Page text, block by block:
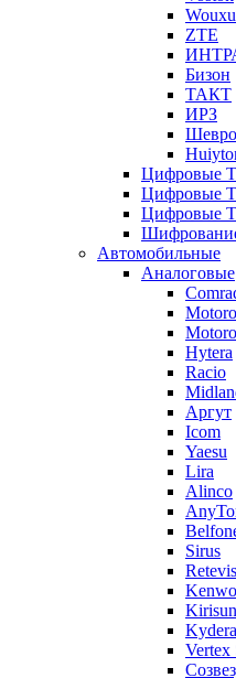
ZTE
Бизон
ТАКТ
ИРЗ
Цифровые
Цифровые
Цифровые
Автомобильные
Аналоговые
Hytera
Racio
Аргут
Icom
Yaesu
Lira
Alinco
Sirus
Retevis
Kirisun
Kydera
Vertex